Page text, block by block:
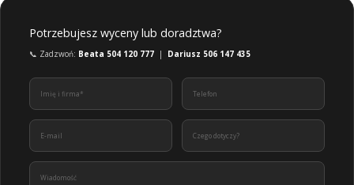
Potrzebujesz wyceny lub doradztwa?
📞 Zadzwoń: Beata 504 120 777 | Dariusz 506 147 435